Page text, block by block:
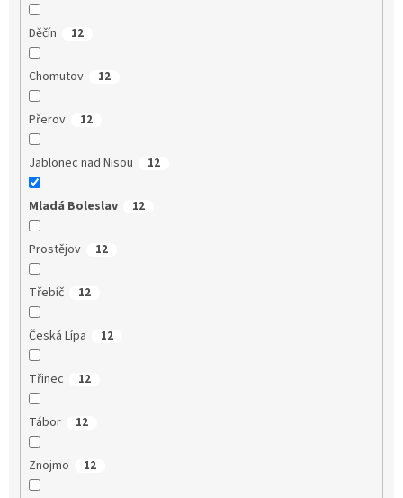
Děčín 12
Chomutov 12
Přerov 12
Jablonec nad Nisou 12
Mladá Boleslav 12
Prostějov 12
Třebíč 12
Česká Lípa 12
Třinec 12
Tábor 12
Znojmo 12